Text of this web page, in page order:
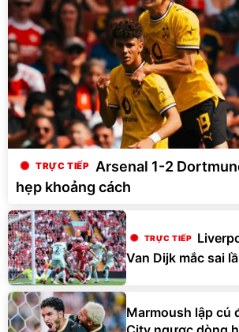
Arsenal 1-2
hẹp khoảng cách
Van Dijk mắc sai
Marmoush lập cú